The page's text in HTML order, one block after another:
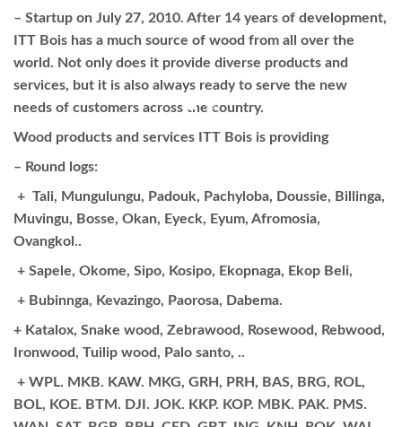
– Startup on July 27, 2010. After 14 years of development,
ITT Bois has a much source of wood from all over the
world. Not only does it provide diverse products and
services, but it is also always ready to serve the new
needs of customers across the country.
Wood products and services ITT Bois is providing
– Round logs:
+ Tali, Mungulungu, Padouk, Pachyloba, Doussie, Billinga,
Muvingu, Bosse, Okan, Eyeck, Eyum, Afromosia,
Ovangkol..
+ Sapele, Okome, Sipo, Kosipo, Ekopnaga, Ekop Beli,
+ Bubinnga, Kevazingo, Paorosa, Dabema.
+ Katalox, Snake wood, Zebrawood, Rosewood, Rebwood,
Ironwood, Tuilip wood, Palo santo, ..
+ WPL. MKB. KAW. MKG, GRH, PRH, BAS, BRG, ROL,
BOL, KOE. BTM. DJI. JOK. KKP. KOP. MBK. PAK. PMS.